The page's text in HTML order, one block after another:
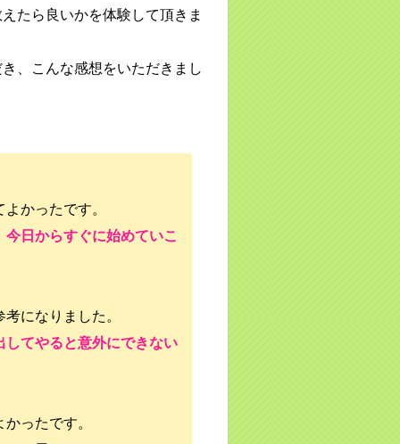
たら良いかを体験して頂きま
、こんな感想をいただきまし
かったです。
日からすぐに始めていこ
になりました。
てやると意外にできない
ったです。